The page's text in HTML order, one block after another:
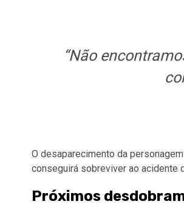
“Não
O desaparecimento da
conseguirá sobreviver ao acidente
Próximos